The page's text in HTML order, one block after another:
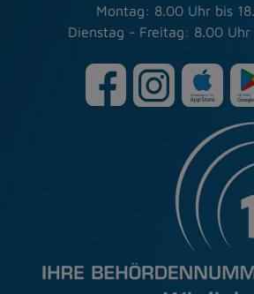
Montag: 8.00 Uhr bis
Dienstag - Freitag: 8.00